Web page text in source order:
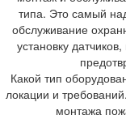
типа. Это самый
обслуживание
установку
Какой тип
локации и
монтажа